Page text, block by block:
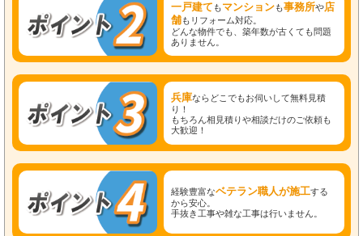
一戸建て もマンションも事務所や店
舗もリフォーム対応。
どんな物件でも、築年数が古くても問題
ありません。
兵庫ならどこでもお伺いして無料見積
り！
もちろん相見積りや相談だけのご依頼も
大歓迎！
経験豊富なベテラン職人が施工する
から安心。
手抜き工事や雑な工事は行いません。